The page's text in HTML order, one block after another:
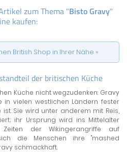
zum Thema "Bisto Gravy"
kaufen:
British Shop in Ihrer Nähe »
der britischen Küche
Küche nicht wegzudenken: Gravy
in vielen westlichen Ländern fester
Sie wird unter anderem mit Reis,
ihr Ursprung wird ins Mittelalter
der Wikingerangriffe auf
die Menschen ihre "mashed
schmackhaft.